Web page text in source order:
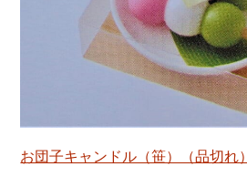
お団子キャンドル（笹）（品切れ）